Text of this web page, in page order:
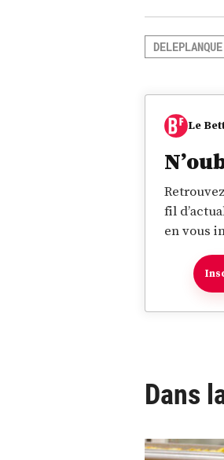
DELEPLANQUE
Le
fil
en vous
Dans